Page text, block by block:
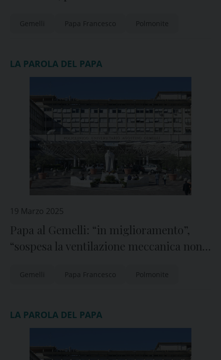
Gemelli Papa Francesco Polmonite
LA PAROLA DEL PAPA
19 Marzo 2025
Papa al Gemelli: “in miglioramento”,
“sospesa la ventilazione meccanica non
Gemelli Papa Francesco Polmonite
LA PAROLA DEL PAPA